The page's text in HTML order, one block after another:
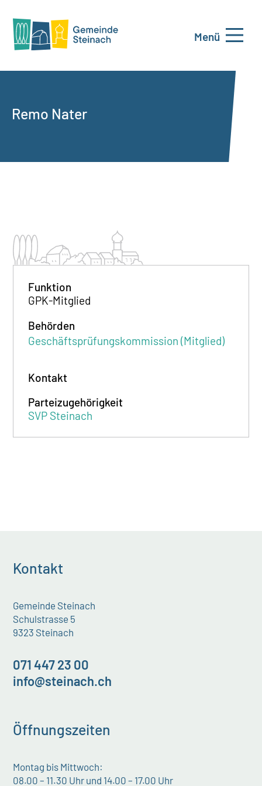
Menü
Remo Nater
Funktion
GPK-Mitglied
Behörden
Geschäftsprüfungskommission (Mitglied)
Kontakt
Parteizugehörigkeit
SVP Steinach
Kontakt
Gemeinde Steinach
Schulstrasse 5
9323 Steinach
071 447 23 00
info@steinach.ch
Öffnungszeiten
Montag bis Mittwoch:
08.00 – 11.30 Uhr und 14.00 – 17.00 Uhr